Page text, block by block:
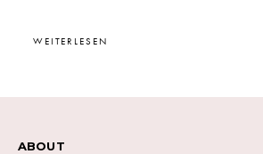
WEITERLESEN
ABOUT